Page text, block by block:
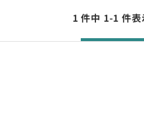
1 件中 1-1 件